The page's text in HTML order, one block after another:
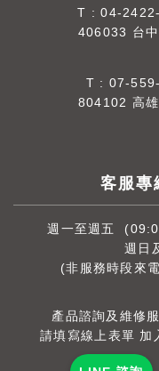
T :04-
406033 台
T : 07-
804102 高
客服
週一至週五
週日
(非服務時段來
產品諮詢及維修
請填寫線上表單